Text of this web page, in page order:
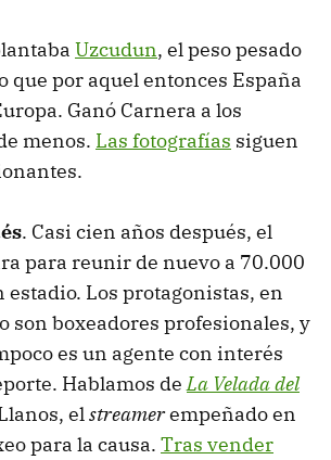
Uzcudun, el peso pesado
que por aquel entonces España
Ganó Carnera a los
menos. Las fotografías siguen
. Casi cien años después, el
para reunir de nuevo a 70.000
estadio. Los protagonistas, en
son boxeadores profesionales, y
es un agente con interés
Hablamos deLa Velada del
elstreamerempeñado en
para la causa. Tras vender